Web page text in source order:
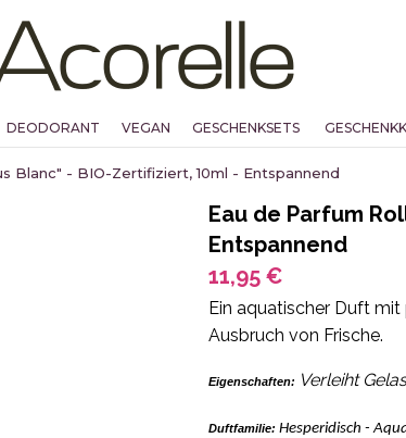
DEODORANT VEGAN GESCHENKSETS
Blanc" - BIO-Zertifiziert, 10ml - Entspannend
Eau de Parfum
Entspannend
11,95 €
Ein aquatischer Duft
Ausbruch von Frische.
Eigenschaften: Verleiht
Duftfamilie: Hesperidisch -